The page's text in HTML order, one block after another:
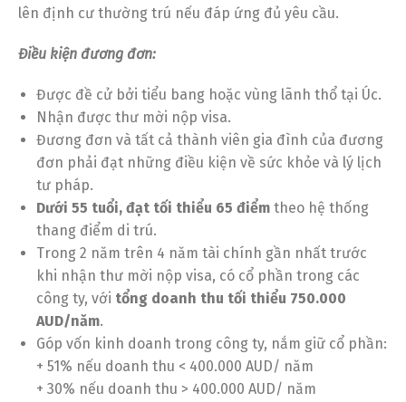
lên định cư thường trú nếu đáp ứng đủ yêu cầu.
Điều kiện đương đơn:
Được đề cử bởi tiểu bang hoặc vùng lãnh thổ tại Úc.
Nhận được thư mời nộp visa.
Đương đơn và tất cả thành viên gia đình của đương
đơn phải đạt những điều kiện về sức khỏe và lý lịch
tư pháp.
Dưới 55 tuổi, đạt tối thiểu 65 điểm theo hệ thống
thang điểm di trú.
Trong 2 năm trên 4 năm tài chính gần nhất trước
khi nhận thư mời nộp visa, có cổ phần trong các
công ty, với tổng doanh thu tối thiểu 750.000
AUD/năm.
Góp vốn kinh doanh trong công ty, nắm giữ cổ phần:
+ 51% nếu doanh thu < 400.000 AUD/ năm
+ 30% nếu doanh thu > 400.000 AUD/ năm